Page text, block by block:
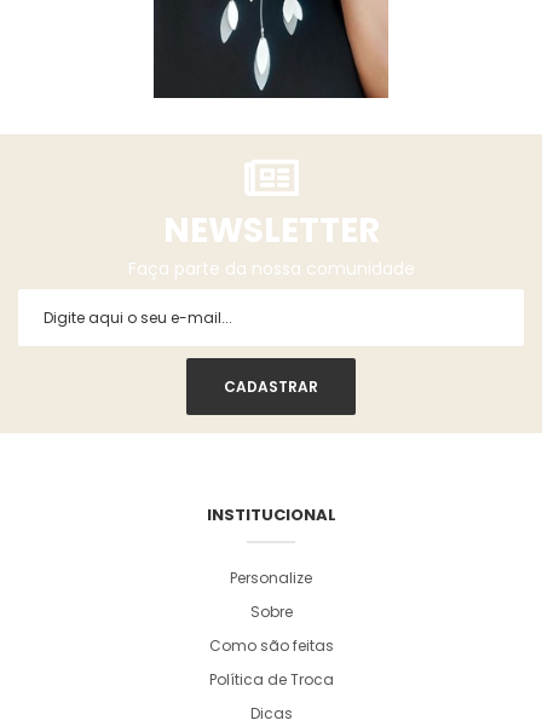
NEWSLETTER
Faça parte da nossa comunidade
INSTITUCIONAL
Personalize
Sobre
Como são feitas
Política de Troca
Dicas